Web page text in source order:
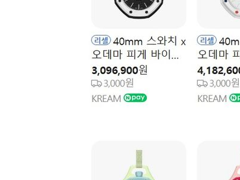
[속보]코스닥, 800p 회복…0.26% 오른 801.67
[속보]코스피, 301.88포인트(4.58%) 내린
[속보]원·달러 환율, 0.7원 내린 1423.8원 마감
"여기 떨어졌다"…다누리, 스페이스X 로켓 달 충
손흥민, 5경기 연속골 실패…LAFC는 승부차기 끝
내일까지 39도 '펄펄'…기상청 "태풍 지나며 폭염 잠
트럼프, 한국계 진보 주지사 후보 맹공…"공산주의가
[속보]경찰, '홍명보 선임 논란' 대한축구협회·축구회